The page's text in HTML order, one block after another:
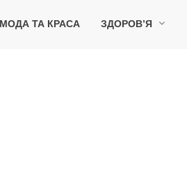
МОДА ТА КРАСА ЗДОРОВ’Я